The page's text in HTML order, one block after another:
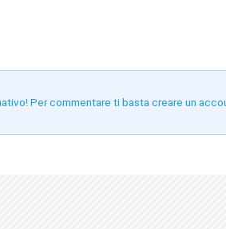
Per commentare ti basta creare un